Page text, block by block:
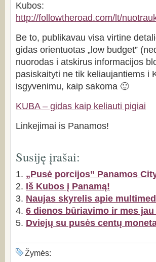
Kubos:
http://followtheroad.com/lt/
Be to, publikavau visa virtine
gidas orientuotas „low budget”
nuorodas i atskirus informacijos
pasiskaityti ne tik keliaujantiems i
isgyvenimu, kaip sakoma 🙂
KUBA – gidas kaip keliauti pigiai
Linkejimai is Panamos!
Susiję įrašai:
„Pusė porcijos” Panamos
Iš Kubos į Panamą!
Naujas skyrelis apie
6 dienos būriavimo ir mes jau
Dviejų su pusės centų
Žymės: